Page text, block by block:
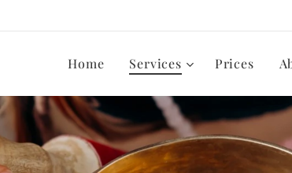
Home Services Prices